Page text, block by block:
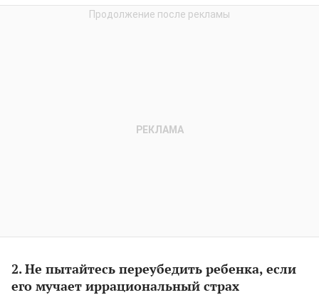
2. Не пытайтесь переубедить ребенка, если
его мучает иррациональный страх